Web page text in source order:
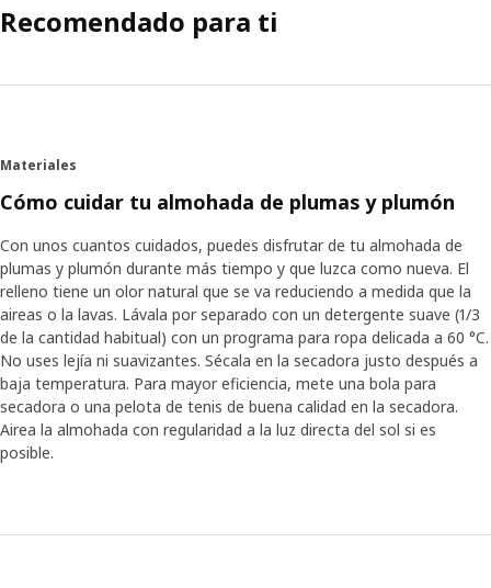
Recomendado para ti
Materiales
Cómo cuidar tu almohada de plumas y plumón
Con unos cuantos cuidados, puedes disfrutar de tu almohada de
plumas y plumón durante más tiempo y que luzca como nueva. El
relleno tiene un olor natural que se va reduciendo a medida que la
aireas o la lavas. Lávala por separado con un detergente suave (1/3
de la cantidad habitual) con un programa para ropa delicada a 60 °C.
No uses lejía ni suavizantes. Sécala en la secadora justo después a
baja temperatura. Para mayor eficiencia, mete una bola para
secadora o una pelota de tenis de buena calidad en la secadora.
Airea la almohada con regularidad a la luz directa del sol si es
posible.